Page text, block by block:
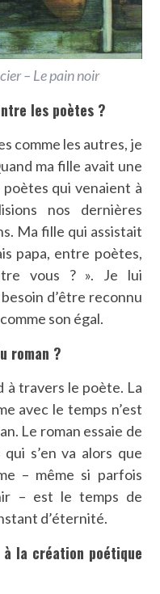
– Le pain noir
les poètes ?
comme les autres, je
ma fille avait une
poètes qui venaient à
nos dernières
Ma fille qui assistait
papa, entre poètes,
vous ? ». Je lui
d’être reconnu
son égal.
roman ?
à travers le poète. La
avec le temps n’est
Le roman essaie de
s’en va alors que
– même si parfois
– est le temps de
d’éternité.
la création poétique